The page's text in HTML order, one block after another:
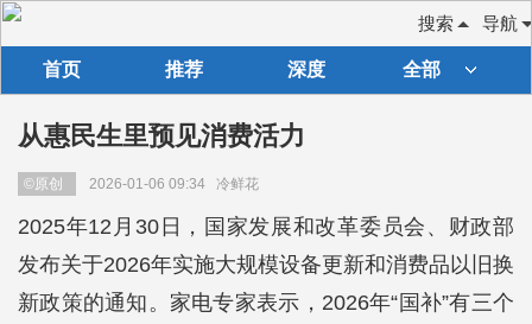
导航
搜索
首页 推荐 深度 全部
从惠民生里预见消费活力
©原创 2026-01-06 09:34 冷鲜花
2025年12月30日，国家发展和改革委员会、财政部
发布关于2026年实施大规模设备更新和消费品以旧换
新政策的通知。家电专家表示，2026年“国补”有三个